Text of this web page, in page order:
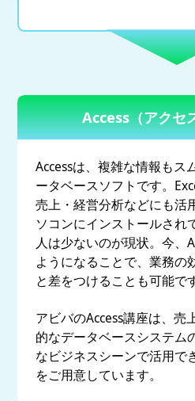
Access（アクセ
Accessは、複雑な情報もス
ータベースソフトです。
売上・経営分析などにも活
ソコンにインストールされ
人は少ないのが現状。今、
ようになることで、業務の
と差をつけることも可能です
アビバのAccess講座は、売
的なデータベースシステム
なビジネスシーンで活用で
をご用意しています。